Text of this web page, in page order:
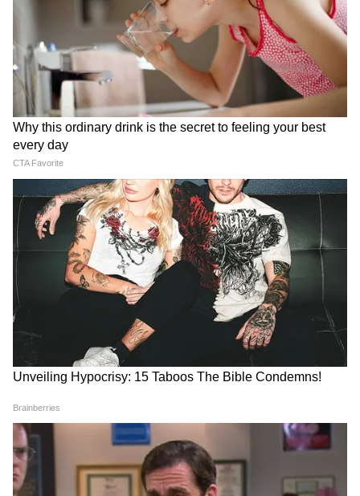
शहरों, त्योहारों या किसी विशेष हड़ताल-क्राइसिस के समय
पेट्रोल पंपों की टाइमिंग और भीड़ की स्थिति बदल सकती
है। घर से निकलने से पहले अपने हिसाब से निकलें और
संभव हो तो लाइव ट्रैफिक स्टेटस जरूर चेक कर लें।